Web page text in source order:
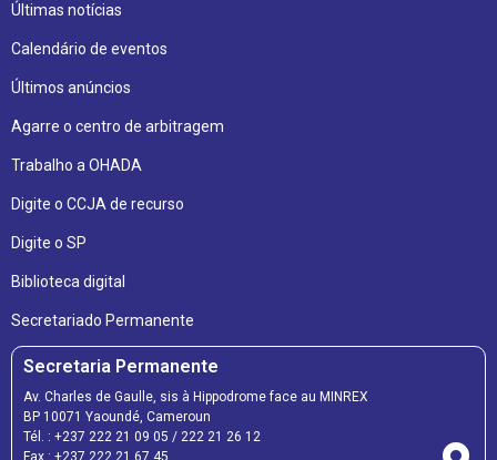
Últimas notícias
Calendário de eventos
Últimos anúncios
Agarre o centro de arbitragem
Trabalho a OHADA
Digite o CCJA de recurso
Digite o SP
Biblioteca digital
Secretariado Permanente
Secretaria Permanente
Av. Charles de Gaulle, sis à Hippodrome face au MINREX
BP 10071 Yaoundé, Cameroun
Tél. : +237 222 21 09 05 / 222 21 26 12